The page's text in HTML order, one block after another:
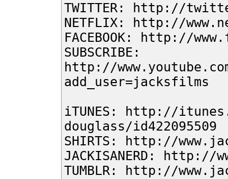
TWITTER: http://
NETFLIX: http://
FACEBOOK: http://
SUBSCRIBE:
http://
add_user=jacksfilms
iTUNES: http://
douglass/id422095509
SHIRTS: http://
JACKISANERD: http://
TUMBLR: ‪http://